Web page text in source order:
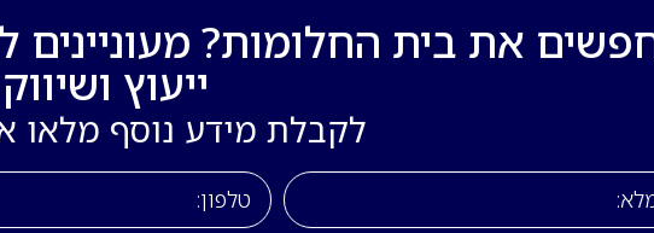
את בית החלומות?
ייעוץ
לקבלת מידע נוסף מלאו